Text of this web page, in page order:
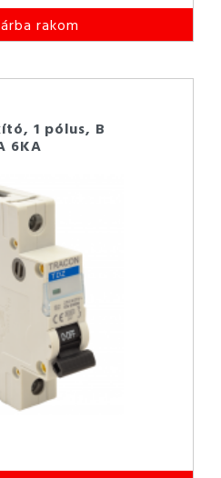
rakom
1 pólus, B
6KA